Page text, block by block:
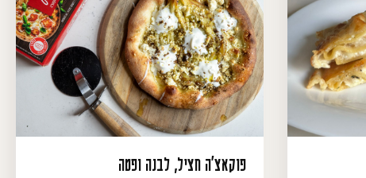
פוקאצ׳ה חציל, לבנה ופטה